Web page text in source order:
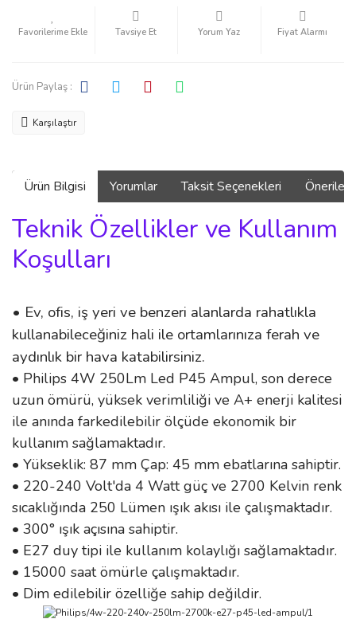
Tavsiye Et Yorum Yaz Fiyat Alarmı
Ürün Paylaş :
Karşılaştır
Ürün Bilgisi Yorumlar Taksit Seçenekleri
Teknik Özellikler ve Kullanım
Koşulları
• Ev, ofis, iş yeri ve benzeri alanlarda rahatlıkla
kullanabileceğiniz hali ile ortamlarınıza ferah ve
aydınlık bir hava katabilirsiniz.
• Philips 4W 250Lm Led P45 Ampul, son derece
uzun ömürü, yüksek verimliliği ve A+ enerji kalitesi
ile anında farkedilebilir ölçüde ekonomik bir
kullanım sağlamaktadır.
• Yükseklik: 87 mm Çap: 45 mm ebatlarına sahiptir.
• 220-240 Volt'da 4 Watt güç ve 2700 Kelvin renk
sıcaklığında 250 Lümen ışık akısı ile çalışmaktadır.
• 300° ışık açısına sahiptir.
• E27 duy tipi ile kullanım kolaylığı sağlamaktadır.
• 15000 saat ömürle çalışmaktadır.
• Dim edilebilir özelliğe sahip değildir.